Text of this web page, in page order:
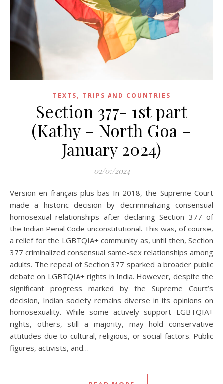
TEXTS, TRIPS AND COUNTRIES
Section 377- 1st part
(Kathy – North Goa –
January 2024)
02/01/2024
Version en français plus bas In 2018, the Supreme Court
made a historic decision by decriminalizing consensual
homosexual relationships after declaring Section 377 of
the Indian Penal Code unconstitutional. This was, of course,
a relief for the LGBTQIA+ community as, until then, Section
377 criminalized consensual same-sex relationships among
adults. The repeal of Section 377 sparked a broader public
debate on LGBTQIA+ rights in India. However, despite the
significant progress marked by the Supreme Court’s
decision, Indian society remains diverse in its opinions on
homosexuality. While some actively support LGBTQIA+
rights, others, still a majority, may hold conservative
attitudes due to cultural, religious, or social factors. Public
figures, activists, and…